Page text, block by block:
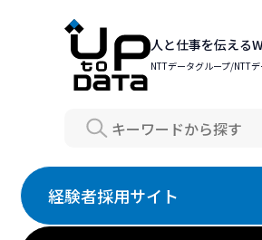
人と仕事を伝える
NTTデータグループ/NTT
Search
経験者採用サイト